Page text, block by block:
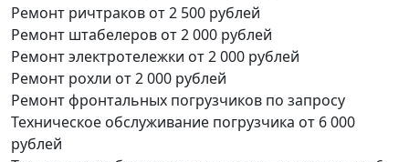
Ремонт ричтраков от 2 500 рублей
Ремонт штабелеров от 2 000 рублей
Ремонт электротележки от 2 000 рублей
Ремонт рохли от 2 000 рублей
Ремонт фронтальных погрузчиков по запросу
Техническое обслуживание погрузчика от 6 000
рублей